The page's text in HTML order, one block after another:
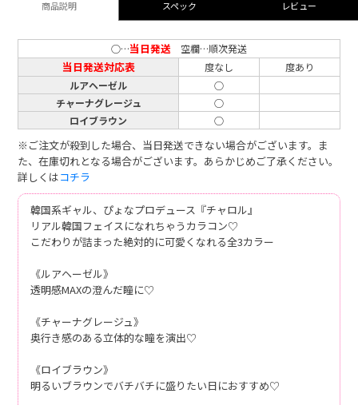
商品説明 スペック レビュー
○…当日発送 空欄…順次発送
当日発送対応表 度なし
度あり
ルアヘーゼル
○
チャーナグレージュ
○
ロイブラウン
○
※ご注文が殺到した場合、当日発送できない場合がございます。ま
た、在庫切れとなる場合がございます。あらかじめご了承ください。
詳しくはコチラ
韓国系ギャル、ぴょなプロデュース『チャロル』
リアル韓国フェイスになれちゃうカラコン♡
こだわりが詰まった絶対的に可愛くなれる全3カラー
《ルアヘーゼル》
透明感MAXの澄んだ瞳に♡
《チャーナグレージュ》
奥行き感のある立体的な瞳を演出♡
《ロイブラウン》
明るいブラウンでバチバチに盛りたい日におすすめ♡